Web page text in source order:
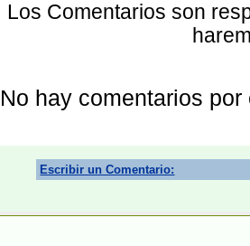
Los Comentarios son
No hay comentarios por
Escribir un Comentario: